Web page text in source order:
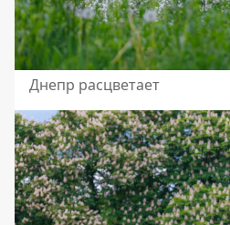
Днепр расцветает